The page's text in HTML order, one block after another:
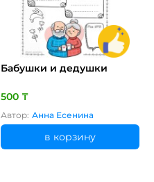
Бабушки и дедушки
500 ₸
Автор: Анна Есенина
в корзину